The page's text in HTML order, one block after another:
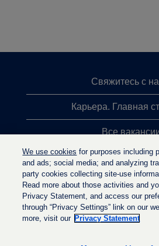
Свяжитесь с
Карьера. Главная
Все
Лидеры
Политика
We use cookies for purposes including
and ads; social media; and analyzing
party cookies collecting site-use
Read more about those activities and
Privacy Statement, and access our
through “Privacy Settings” link on our
more, visit our Privacy Statement